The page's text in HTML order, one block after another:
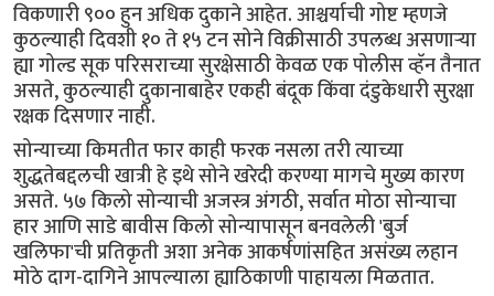
विकणारी ९०० हुन अधिक दुकाने आहेत. आश्चर्याची गोष्ट म्हणजे
कुठल्याही दिवशी १० ते १५ टन सोने विक्रीसाठी उपलब्ध असणाऱ्या
ह्या गोल्ड सूक परिसराच्या सुरक्षेसाठी केवळ एक पोलीस व्हॅन तैनात
असते, कुठल्याही दुकानाबाहेर एकही बंदूक किंवा दंडुकेधारी सुरक्षा
रक्षक दिसणार नाही.
सोन्याच्या किमतीत फार काही फरक नसला तरी त्याच्या
शुद्धतेबद्दलची खात्री हे इथे सोने खरेदी करण्या मागचे मुख्य कारण
असते. ५७ किलो सोन्याची अजस्त्र अंगठी, सर्वात मोठा सोन्याचा
हार आणि साडे बावीस किलो सोन्यापासून बनवलेली 'बुर्ज
खलिफा'ची प्रतिकृती अशा अनेक आकर्षणांसहित असंख्य लहान
मोठे दाग-दागिने आपल्याला ह्याठिकाणी पाहायला मिळतात.